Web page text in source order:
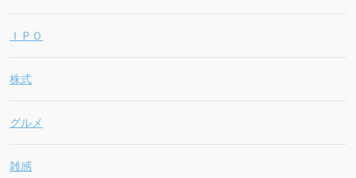
ＩＰＯ
株式
グルメ
雑感